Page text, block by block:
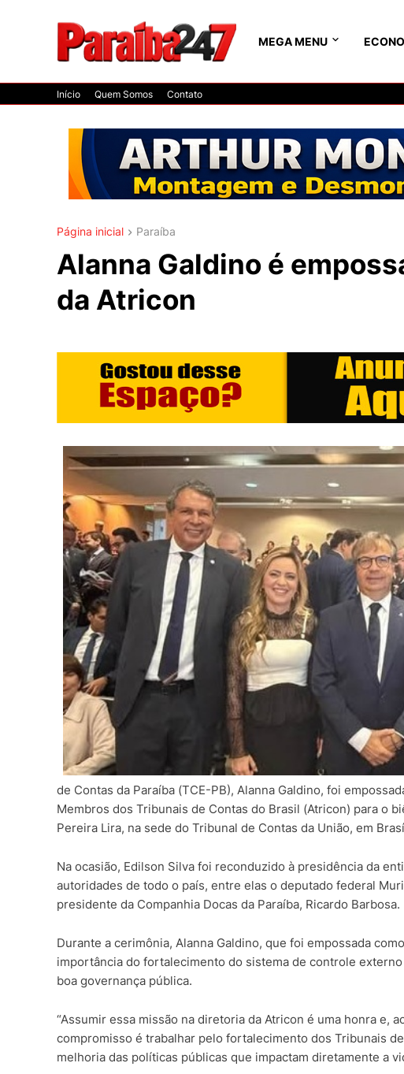
MEGA MENU
Início Quem Somos Contato
Página inicial Paraíba
Alanna Galdino é
da Atricon
de Contas da Paraíba (TCE-PB), Alanna Galdino, foi
Membros dos Tribunais de Contas do Brasil (Atricon) para o
Pereira Lira, na sede do Tribunal de Contas da União, em
Na ocasião, Edilson Silva foi reconduzido à presidência da
autoridades de todo o país, entre elas o deputado federal
presidente da Companhia Docas da Paraíba, Ricardo Barbosa.
Durante a cerimônia, Alanna Galdino, que foi empossada
importância do fortalecimento do sistema de controle
boa governança pública.
“Assumir essa missão na diretoria da Atricon é uma honra e,
compromisso é trabalhar pelo fortalecimento dos Tribunais
melhoria das políticas públicas que impactam diretamente a